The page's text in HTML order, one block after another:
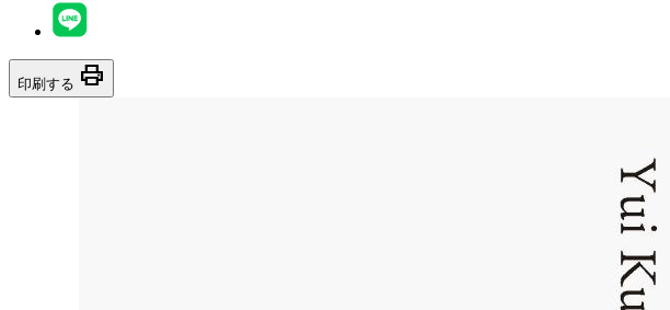
印刷する print